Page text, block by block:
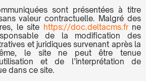
sont présentées à titre
valeur contractuelle. Malgré des
le site https://doc.deltacms.frne
de la modification des
et juridiques survenant après la
le site ne peut être tenue
et de l’interprétation de
dans ce site.